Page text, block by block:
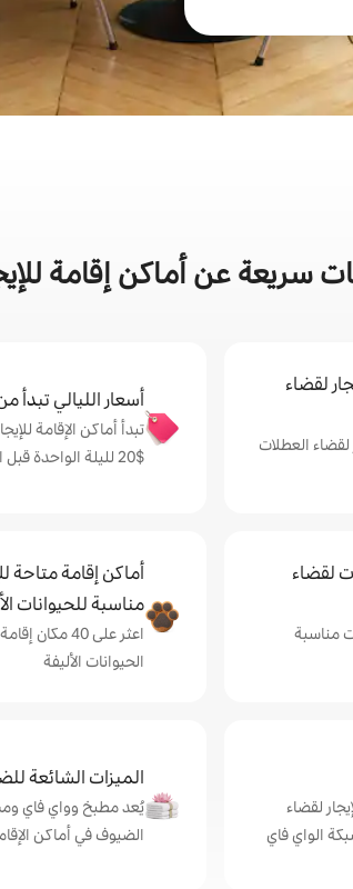
سريعة عن أماكن إقامة
لقضاء
لقضاء العطلات
أسعار الليالي تبدأ
تبدأ أماكن الإقامة
$‏20 لليلة الواحدة قبل احتساب الضرائب والرسوم
لقضاء
مناسبة
أماكن إقامة متاحة
مناسبة للحيوانات
اعثر على 40
الحيوانات الأليفة
لقضاء
الواي فاي
الميزات الشائعة
يُعد مطبخ وواي فاي
الضيوف في أماكن